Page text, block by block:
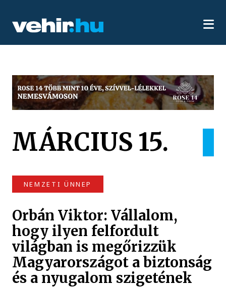
MÁRCIUS 15.
NEMZETI ÜNNEP
Orbán Viktor: Vállalom,
hogy ilyen felfordult
világban is megőrizzük
Magyarországot a biztonság
és a nyugalom szigetének